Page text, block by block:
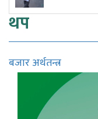
थप
बजार अर्थतन्त्र